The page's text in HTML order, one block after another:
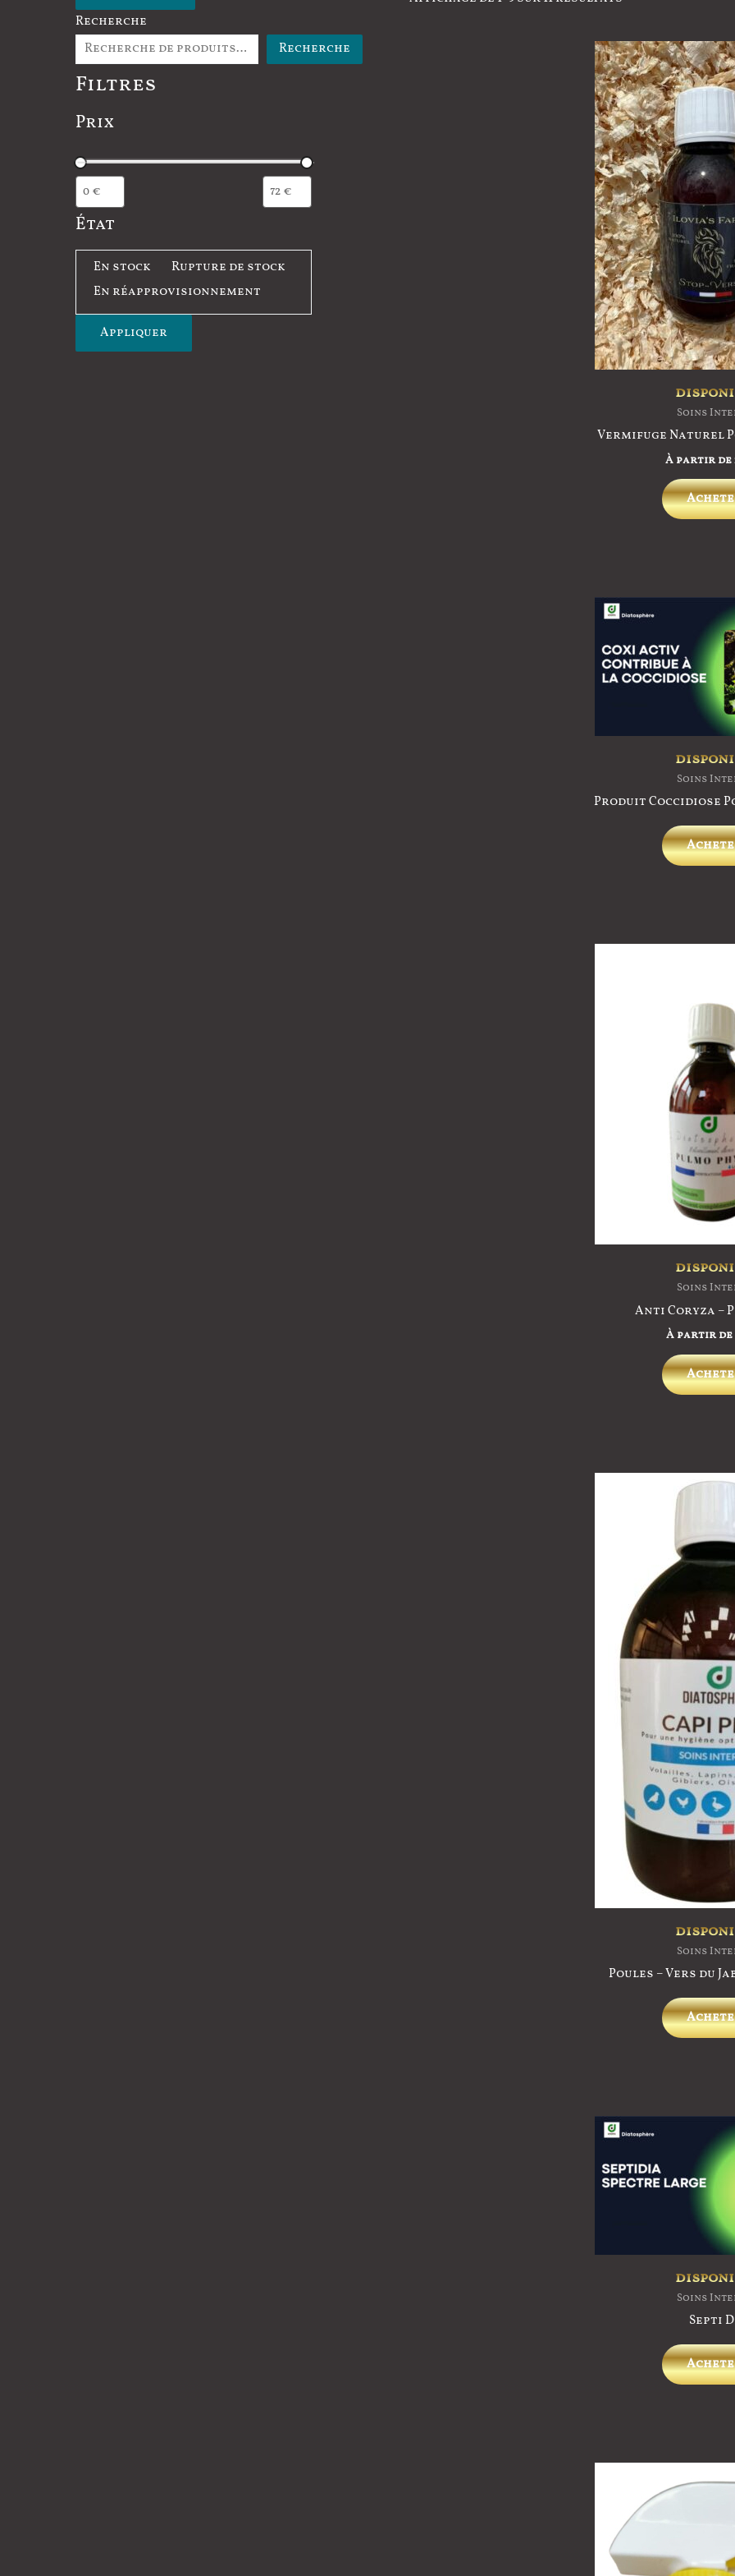
Recherche
Recherche
Filtres
Prix
État
a
En stock
Rupture de stock
En réapprovisionnement
Appliquer
Soins
Vermifuge Naturel
À partir de
Soins
Produit Coccidiose
Soins
Anti Coryza –
À partir de
Soins
Poules – Vers du
Soins
Septi